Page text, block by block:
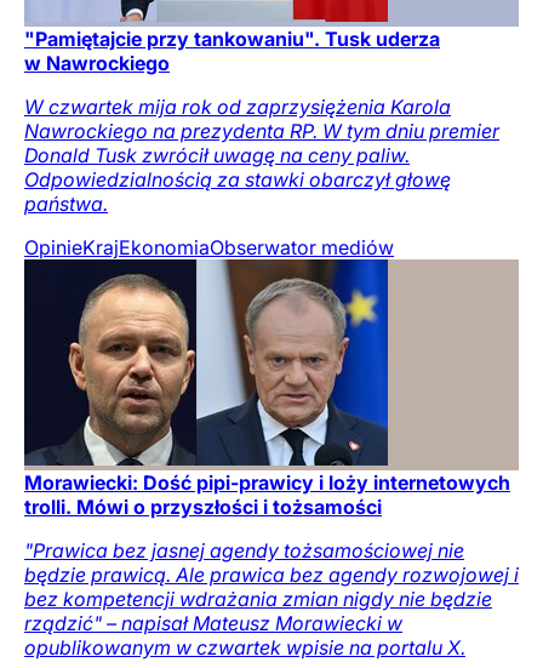
"Pamiętajcie przy tankowaniu". Tusk uderza
w Nawrockiego
W czwartek mija rok od zaprzysiężenia Karola
Nawrockiego na prezydenta RP. W tym dniu premier
Donald Tusk zwrócił uwagę na ceny paliw.
Odpowiedzialnością za stawki obarczył głowę
państwa.
OpinieKrajEkonomiaObserwator mediów
Morawiecki: Dość pipi-prawicy i loży internetowych
trolli. Mówi o przyszłości i tożsamości
"Prawica bez jasnej agendy tożsamościowej nie
będzie prawicą. Ale prawica bez agendy rozwojowej i
bez kompetencji wdrażania zmian nigdy nie będzie
rządzić" – napisał Mateusz Morawiecki w
opublikowanym w czwartek wpisie na portalu X.